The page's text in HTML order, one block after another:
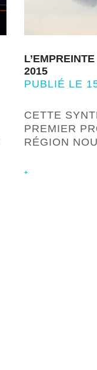
2015
PUBLIÉ LE
CETTE
PREMIER
RÉGION
+